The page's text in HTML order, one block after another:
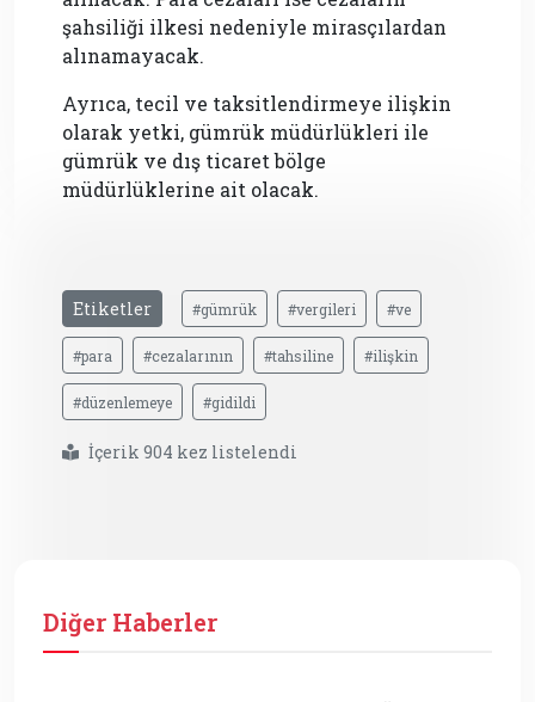
şahsiliği ilkesi nedeniyle mirasçılardan
alınamayacak.
Ayrıca, tecil ve taksitlendirmeye ilişkin
olarak yetki, gümrük müdürlükleri ile
gümrük ve dış ticaret bölge
müdürlüklerine ait olacak.
Etiketler #gümrük #vergileri #ve
#para #cezalarının #tahsiline #ilişkin
#düzenlemeye #gidildi
İçerik 904 kez listelendi
Diğer Haberler